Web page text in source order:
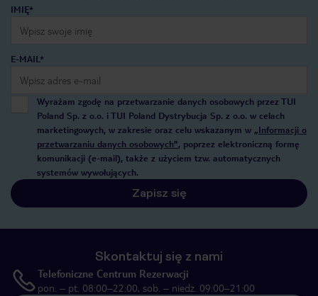
IMIĘ*
E-MAIL*
Wyrażam zgodę na przetwarzanie danych osobowych przez TUI
Poland Sp. z o.o. i TUI Poland Dystrybucja Sp. z o.o. w celach
marketingowych, w zakresie oraz celu wskazanym w „Informacji o
przetwarzaniu danych osobowych”, poprzez elektroniczną formę
komunikacji (e-mail), także z użyciem tzw. automatycznych
systemów wywołujących.
Zapisz się
Skontaktuj się z nami
Telefoniczne Centrum Rezerwacji
pon. – pt. 08:00–22:00, sob. – niedz. 09:00–21:00